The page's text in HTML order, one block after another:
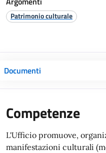
Patrimonio culturale
Documenti
Competenze
L'Ufficio promuove,
manifestazioni culturali